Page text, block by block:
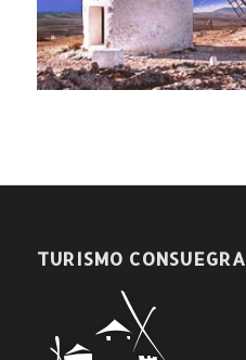
TURISMO CONSUEGRA